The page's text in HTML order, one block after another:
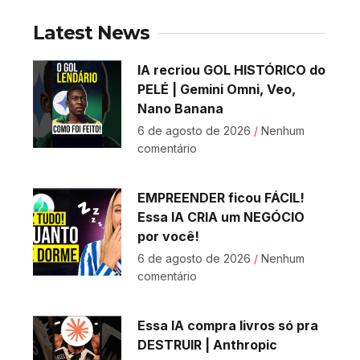
Latest News
IA recriou GOL HISTÓRICO do
PELÉ | Gemini Omni, Veo,
Nano Banana
6 de agosto de 2026 Nenhum
comentário
EMPREENDER ficou FÁCIL!
Essa IA CRIA um NEGÓCIO
por você!
6 de agosto de 2026 Nenhum
comentário
Essa IA compra livros só pra
DESTRUIR | Anthropic